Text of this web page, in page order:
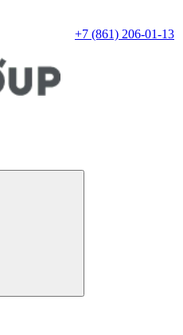
+7 (861) 206-01-13